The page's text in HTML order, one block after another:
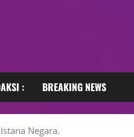
: BREAKING NEWS
Negara.